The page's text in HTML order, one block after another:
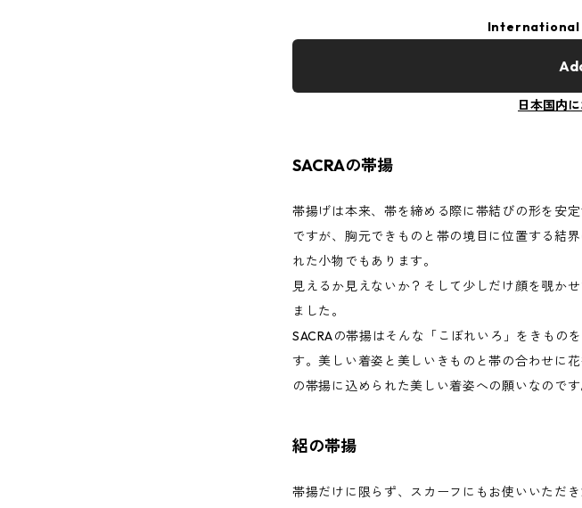
International
日本国内
SACRAの帯揚
帯揚げは本来、帯を締める際に帯結びの形を安
ですが、胸元できものと帯の境目に位置する結
れた小物でもあります。
見えるか見えないか？そして少しだけ顔を覗か
ました。
SACRAの帯揚はそんな「こぼれいろ」をきもの
す。美しい着姿と美しいきものと帯の合わせに
の帯揚に込められた美しい着姿への願いなのです
絽の帯揚
帯揚だけに限らず、スカーフにもお使いいただ